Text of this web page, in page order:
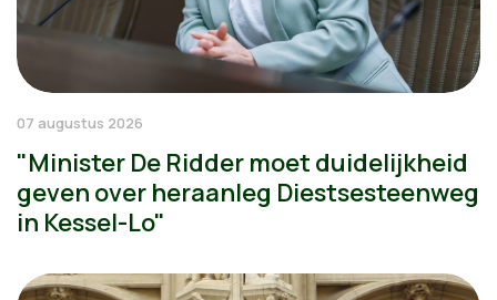
07 augustus 2026
"Minister De Ridder moet duidelijkheid
geven over heraanleg Diestsesteenweg
in Kessel-Lo"